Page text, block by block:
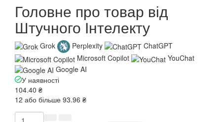
Головне про товар від
Штучного Інтелекту
Grok Perplexity
ChatGPT
Microsoft Copilot
YouChat
Google AI
У наявності
104.40 ₴
12 або більше 93.96 ₴